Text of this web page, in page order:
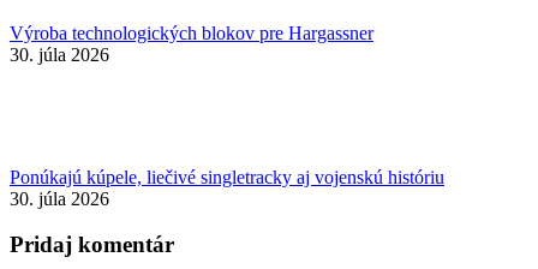
Výroba technologických blokov pre Hargassner
30. júla 2026
Ponúkajú kúpele, liečivé singletracky aj vojenskú históriu
30. júla 2026
Pridaj komentár